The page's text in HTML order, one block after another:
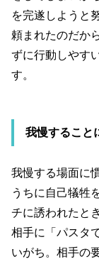
を完遂しようと
頼まれたのだか
ずに行動しやす
す。
我慢すること
我慢する場面に
うちに自己犠牲
チに誘われたと
相手に「パスタ
いがち。相手の